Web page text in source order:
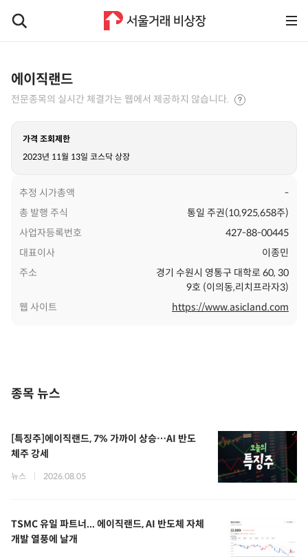
에이직랜드
전문종목의 실시간 체결가는 웹에서 제공하지 않습니다.
가격 조회제한
2023년 11월 13일 코스닥 상장
추정 시가총액
-
총 발행 주식
통일 주권(10,925,658주)
사업자등록번호
427-88-00445
대표이사
이종민
주소
경기 수원시 영통구 대학로 60, 30
9호 (이의동,리치프라자3)
웹 사이트
https://www.asicland.com
종목 뉴스
[특징주]에이직랜드, 7% 가까이 상승…AI 반도
체주 강세
뉴스 2026.08.05
TSMC 유일 파트너... 에이직랜드, AI 반도체 자체
개발 열풍에 날개